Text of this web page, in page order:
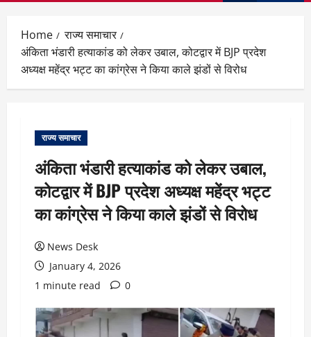
Home
राज्य समाचार
अंकिता भंडारी हत्याकांड को लेकर उबाल, कोटद्वार में BJP प्रदेश
अध्यक्ष महेंद्र भट्ट का कांग्रेस ने किया काले झंडों से विरोध
राज्य समाचार
अंकिता भंडारी हत्याकांड को लेकर उबाल,
कोटद्वार में BJP प्रदेश अध्यक्ष महेंद्र भट्ट
का कांग्रेस ने किया काले झंडों से विरोध
News Desk
January 4, 2026
1 minute read
0